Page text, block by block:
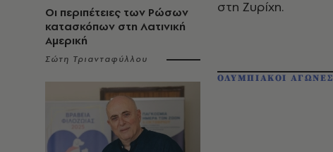
Οι περιπέτειες των Ρώσων
κατασκόπων στη Λατινική
Αμερική
Σώτη Τριανταφύλλου
στη Ζυρίχη.
ΟΛΥΜΠΙΑΚΟΙ ΑΓΩΝΕΣ